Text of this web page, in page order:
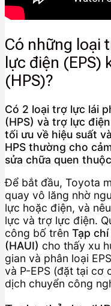
Có những loại
lực điện
(HPS)?
Có 2 loại trợ lực lái
(HPS) và trợ lực
tối ưu về hiệu suất
HPS thường cho
sửa chữa quen
Để bắt đầu, Toyota
quay vô lăng nhờ
lực hoặc điện, và
lực và trợ lực điện.
công bố trên Tạp
(HAUI) cho thấy xu
gian và phân loại
và P-EPS (đặt tại cơ
dịch chuyển công